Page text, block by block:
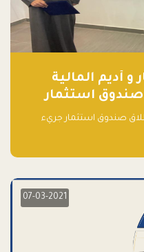
و أديم المالية
صندوق استثمار
صندوق استثمار جريء
07-03-2021